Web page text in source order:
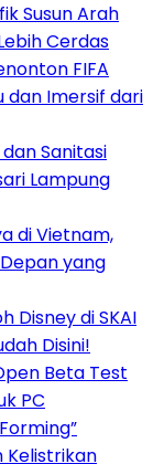
Susun Arah
Cerdas
FIFA
dan Imersif dari
Sanitasi
Lampung
di Vietnam,
yang
Disney di SKAI
Disini!
Beta Test
PC
Kelistrikan